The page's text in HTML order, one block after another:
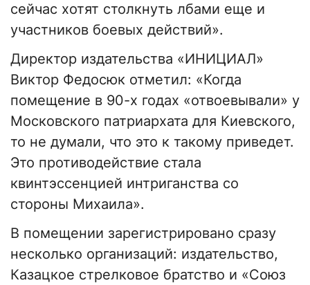
сейчас хотят столкнуть лбами еще и
участников боевых действий».
Директор издательства «ИНИЦИАЛ»
Виктор Федосюк отметил: «Когда
помещение в 90-х годах «отвоевывали» у
Московского патриархата для Киевского,
то не думали, что это к такому приведет.
Это противодействие стала
квинтэссенцией интриганства со
стороны Михаила».
В помещении зарегистрировано сразу
несколько организаций: издательство,
Казацкое стрелковое братство и «Союз